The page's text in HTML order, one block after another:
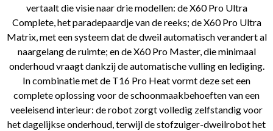
vertaalt die visie naar drie modellen: de X60 Pro Ultra
Complete, het paradepaardje van de reeks; de X60 Pro Ultra
Matrix, met een systeem dat de dweil automatisch verandert al
naargelang de ruimte; en de X60 Pro Master, die minimaal
onderhoud vraagt dankzij de automatische vulling en lediging.
In combinatie met de T16 Pro Heat vormt deze set een
complete oplossing voor de schoonmaakbehoeften van een
veeleisend interieur: de robot zorgt volledig zelfstandig voor
het dagelijkse onderhoud, terwijl de stofzuiger-dweilrobot het